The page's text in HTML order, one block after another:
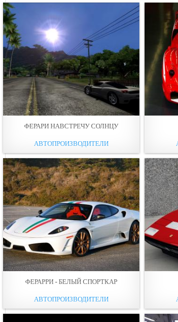
ФЕРАРИ НАВСТРЕЧУ СОЛНЦУ
АВТОПРОИЗВОДИТЕЛИ
ФЕРАРРИ - БЕЛЫЙ СПОРТКАР
АВТОПРОИЗВОДИТЕЛИ